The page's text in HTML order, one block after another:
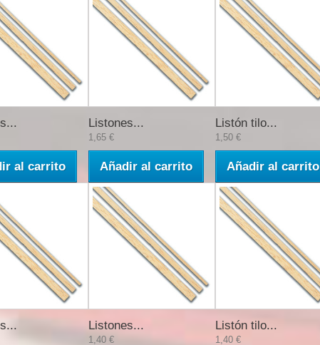
al carrito
Listones...
1,65 €
Añadir al carrito
Listón tilo...
1,50 €
Añadir al carrito
Listones...
1,40 €
Listón tilo...
1,40 €